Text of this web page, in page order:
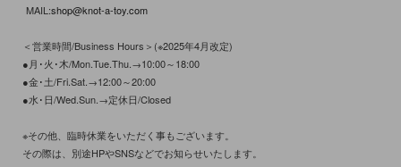
MAIL:shop@knot-a-toy.com
＜営業時間/Business Hours＞(※2025年4月改定)
●月･火･木/Mon.Tue.Thu.→10:00～18:00
●金･土/Fri.Sat.→12:00～20:00
●水･日/Wed.Sun.→定休日/Closed
※その他、臨時休業をいただく事もございます。
その際は、別途HPやSNSなどでお知らせいたします。